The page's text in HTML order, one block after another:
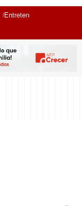
Entretenimiento